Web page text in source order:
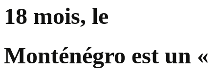
18 mois, le
Monténégro est un «